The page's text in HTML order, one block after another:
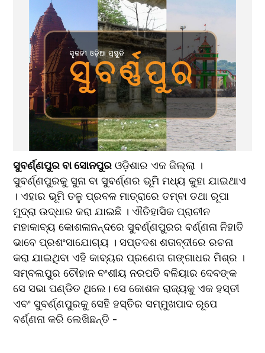
ସୁବର୍ଣ୍ଣପୁର ବା ସୋନପୁର ଓଡ଼ିଶାର ଏକ ଜିଲ୍ଲା ।
ସୁବର୍ଣ୍ଣପୁରକୁ ସୁନା ବା ସୁବର୍ଣ୍ଣର ଭୂମି ମଧ୍ୟ କୁହା ଯାଇଥାଏ
। ଏହାର ଭୂମି ତଳୁ ପ୍ରବଳ ମାତ୍ରାରେ ତମ୍ବା ତଥା ରୂପା
ମୁଦ୍ରା ଉଦ୍ଧାର କରା ଯାଇଛି । ଐତିହାସିକ ପ୍ରାଚୀନ
ମହାକାବ୍ୟ କୋଶଳାନନ୍ଦରେ ସୁବର୍ଣ୍ଣପୁରର ବର୍ଣ୍ଣନା ନିହାତି
ଭାବେ ପ୍ରଶଂସାଯୋଗ୍ୟ । ସପ୍ତଦଶ ଶତାବ୍ଦୀରେ ରଚନା
କରା ଯାଇଥିବା ଏହି କାବ୍ୟର ପ୍ରଣେତା ଗଙ୍ଗାଧର ମିଶ୍ର ।
ସମ୍ବଲପୁର ଚୌହାନ ବଂଶୀୟ ନରପତି ବଳିୟାର ଦେବଙ୍କ
ସେ ସଭା ପଣ୍ଡିତ ଥିଲେ। ସେ କୋଶଳ ରାଜ୍ୟକୁ ଏକ ହସ୍ତୀ
ଏବଂ ସୁବର୍ଣ୍ଣପୁରକୁ ସେହି ହସ୍ତିର ସମ୍ମୁଖପାଦ ରୂପେ
ବର୍ଣ୍ଣନା କରି ଲେଖିଛନ୍ତି -